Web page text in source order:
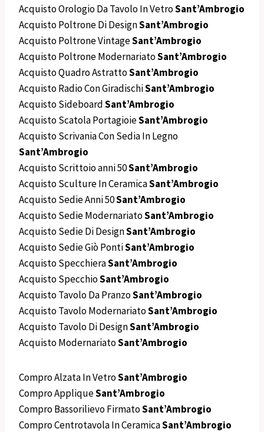
Acquisto Orologio Da Tavolo In VetroSant’Ambrogio
Acquisto Poltrone Di DesignSant’Ambrogio
Acquisto Poltrone VintageSant’Ambrogio
Acquisto Poltrone ModernariatoSant’Ambrogio
Acquisto Quadro AstrattoSant’Ambrogio
Acquisto Radio Con GiradischiSant’Ambrogio
Acquisto SideboardSant’Ambrogio
Acquisto Scatola PortagioieSant’Ambrogio
Acquisto Scrivania Con Sedia In Legno
Sant’Ambrogio
Acquisto Scrittoio anni 50Sant’Ambrogio
Acquisto Sculture In CeramicaSant’Ambrogio
Acquisto Sedie Anni 50Sant’Ambrogio
Acquisto Sedie ModernariatoSant’Ambrogio
Acquisto Sedie Di DesignSant’Ambrogio
Acquisto Sedie Giò PontiSant’Ambrogio
Acquisto SpecchieraSant’Ambrogio
Acquisto SpecchioSant’Ambrogio
Acquisto Tavolo Da PranzoSant’Ambrogio
Acquisto Tavolo ModernariatoSant’Ambrogio
Acquisto Tavolo Di DesignSant’Ambrogio
Acquisto ModernariatoSant’Ambrogio
Compro Alzata In VetroSant’Ambrogio
Compro AppliqueSant’Ambrogio
Compro Bassorilievo FirmatoSant’Ambrogio
Compro Centrotavola In CeramicaSant’Ambrogio